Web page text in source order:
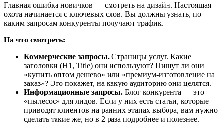
Главная ошибка новичков — смотреть на дизайн. Настоящая
охота начинается с ключевых слов. Вы должны узнать, по
каким запросам конкуренты получают трафик.
На что смотреть:
Коммерческие запросы. Страницы услуг. Какие
заголовки (H1, Title) они используют? Пишут ли они
«купить оптом дешево» или «премиум-изготовление на
заказ»? Это покажет, на какую аудиторию они целятся.
Информационные запросы. Блог конкурента — это
«пылесос» для лидов. Если у них есть статьи, которые
приводят клиентов на ранних этапах выбора, вам нужно
сделать такие же, но в 2 раза подробнее и полезнее.